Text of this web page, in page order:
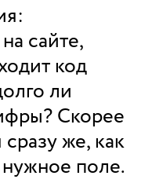
сайте,
код
ли
Скорее
сразу же, как
поле.